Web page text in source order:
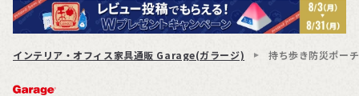
インテリア・オフィス家具通販 Garage(ガラージ) 持ち歩き防災ポー